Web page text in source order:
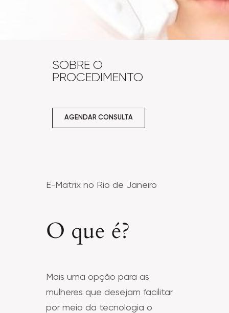
SOBRE O
PROCEDIMENTO
AGENDAR CONSULTA
E-Matrix no Rio de Janeiro
O que é?
Mais uma opção para as
mulheres que desejam facilitar
por meio da tecnologia o